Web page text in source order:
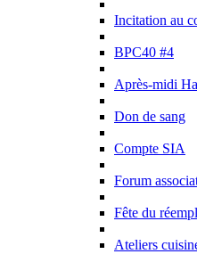
Incitation au
BPC40 #4
Après-midi
Don de sang
Compte SIA
Forum
Fête du
Ateliers